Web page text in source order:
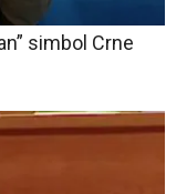
simbol Crne